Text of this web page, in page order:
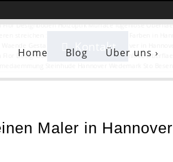
Home Blog Über uns ›
Kontakt
Kontakt
Kontakt
Kontakt
Kontakt
Kontakt
Kontakt
Maler in